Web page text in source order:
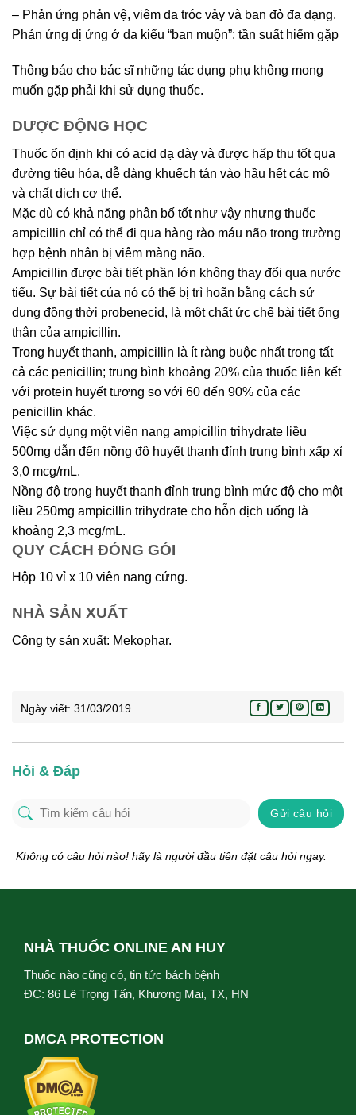
– Phản ứng phản vệ, viêm da tróc vảy và ban đỏ đa dạng.
Phản ứng dị ứng ở da kiểu “ban muộn”: tần suất hiếm gặp
Thông báo cho bác sĩ những tác dụng phụ không mong
muốn gặp phải khi sử dụng thuốc.
DƯỢC ĐỘNG HỌC
Thuốc ổn định khi có acid dạ dày và được hấp thu tốt qua
đường tiêu hóa, dễ dàng khuếch tán vào hầu hết các mô
và chất dịch cơ thể.
Mặc dù có khả năng phân bố tốt như vậy nhưng thuốc
ampicillin chỉ có thể đi qua hàng rào máu não trong trường
hợp bệnh nhân bị viêm màng não.
Ampicillin được bài tiết phần lớn không thay đổi qua nước
tiểu. Sự bài tiết của nó có thể bị trì hoãn bằng cách sử
dụng đồng thời probenecid, là một chất ức chế bài tiết ống
thận của ampicillin.
Trong huyết thanh, ampicillin là ít ràng buộc nhất trong tất
cả các penicillin; trung bình khoảng 20% của thuốc liên kết
với protein huyết tương so với 60 đến 90% của các
penicillin khác.
Việc sử dụng một viên nang ampicillin trihydrate liều
500mg dẫn đến nồng độ huyết thanh đỉnh trung bình xấp xỉ
3,0 mcg/mL.
Nồng độ trong huyết thanh đỉnh trung bình mức độ cho một
liều 250mg ampicillin trihydrate cho hỗn dịch uống là
khoảng 2,3 mcg/mL.
QUY CÁCH ĐÓNG GÓI
Hộp 10 vỉ x 10 viên nang cứng.
NHÀ SẢN XUẤT
Công ty sản xuất: Mekophar.
Ngày viết: 31/03/2019
Hỏi & Đáp
Gửi câu hỏi
Không có câu hỏi nào! hãy là người đầu tiên đặt câu hỏi ngay.
NHÀ THUỐC ONLINE AN HUY
Thuốc nào cũng có, tin tức bách bệnh
ĐC: 86 Lê Trọng Tấn, Khương Mai, TX, HN
DMCA PROTECTION